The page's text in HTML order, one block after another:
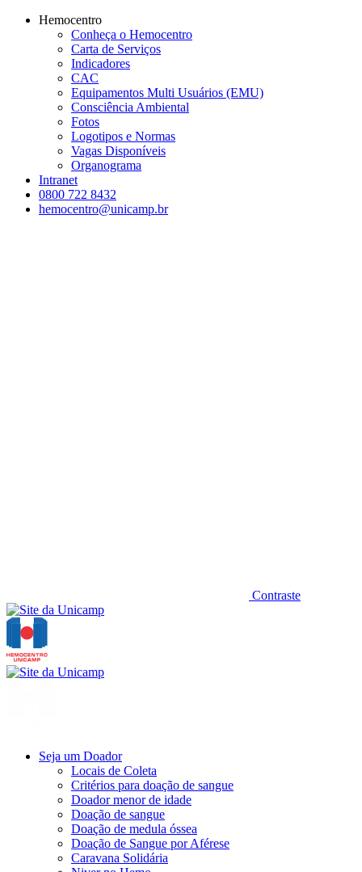
Conteúdo principal
Hemocentro
Conheça o Hemocentro
Carta de Serviços
Indicadores
CAC
Equipamentos Multi Usuários (EMU)
Consciência Ambiental
Fotos
Logotipos e Normas
Vagas Disponíveis
Organograma
Intranet
0800 722 8432
hemocentro@unicamp.br
Contraste
Seja um Doador
Locais de Coleta
Critérios para doação de sangue
Doador menor de idade
Doação de sangue
Doação de medula óssea
Doação de Sangue por Aférese
Caravana Solidária